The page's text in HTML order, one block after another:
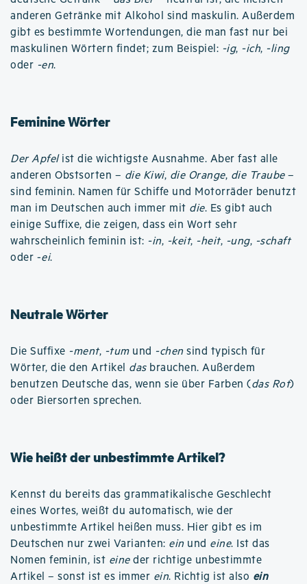
anderen Getränke mit Alkohol sind maskulin. Außerdem
gibt es bestimmte Wortendungen, die man fast nur bei
maskulinen Wörtern findet; zum Beispiel: -ig, -ich, -ling
oder -en.
Feminine Wörter
Der Apfelist die wichtigste Ausnahme. Aber fast alle
anderen Obstsorten – die Kiwi, die Orange, die Traube–
sind feminin. Namen für Schiffe und Motorräder benutzt
man im Deutschen auch immer mit die. Es gibt auch
einige Suffixe, die zeigen, dass ein Wort sehr
wahrscheinlich feminin ist: -in, -keit, -heit, -ung, -schaft
oder -ei.
Neutrale Wörter
Die Suffixe -ment, -tumund -chen sind typisch für
Wörter, die den Artikel dasbrauchen. Außerdem
benutzen Deutsche das, wenn sie über Farben (das Rot)
oder Biersorten sprechen.
Wie heißt der unbestimmte Artikel?
Kennst du bereits das grammatikalische Geschlecht
eines Wortes, weißt du automatisch, wie der
unbestimmte Artikel heißen muss. Hier gibt es im
Deutschen nur zwei Varianten: ein und eine. Ist das
Nomen feminin, ist eineder richtige unbestimmte
Artikel – sonst ist es immer ein. Richtig ist also ein